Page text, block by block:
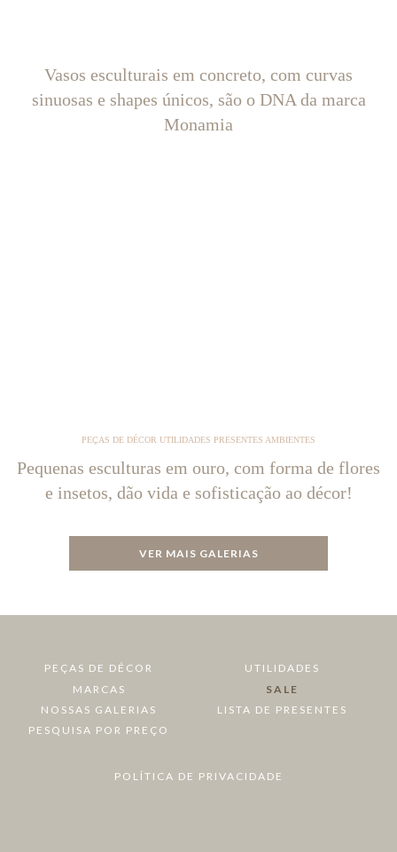
Vasos esculturais em concreto, com curvas
sinuosas e shapes únicos, são o DNA da marca
Monamia
PEÇAS DE DÉCOR UTILIDADES PRESENTES AMBIENTES
Pequenas esculturas em ouro, com forma de flores
e insetos, dão vida e sofisticação ao décor!
VER MAIS GALERIAS
PEÇAS DE DÉCOR
UTILIDADES
MARCAS
SALE
NOSSAS GALERIAS
LISTA DE PRESENTES
PESQUISA POR PREÇO
POLÍTICA DE PRIVACIDADE